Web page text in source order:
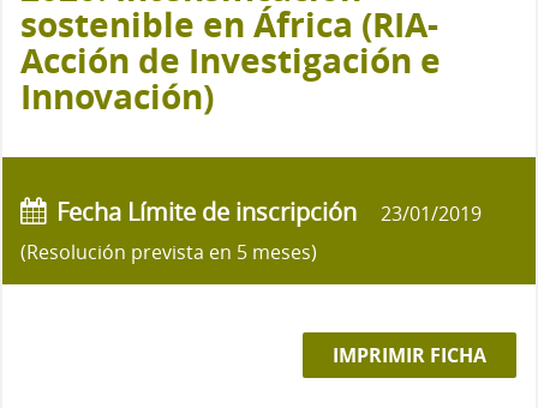
sostenible en África (RIA-
Acción de Investigación e
Innovación)
Fecha Límite de inscripción
23/01/2019
(Resolución prevista en 5 meses)
IMPRIMIR FICHA